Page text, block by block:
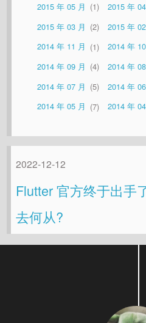
2015 年 05 月
1 2015 年
2015 年 03 月
2 2015 年
2014 年 11 月
1 2014 年
2014 年 09 月
4 2014 年
2014 年 07 月
5 2014 年
2014 年 05 月
7 2014 年
2022-12-12
Flutter 官方终于出手
去何从?